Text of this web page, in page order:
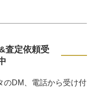
査定依頼受
のDM、電話から受け付